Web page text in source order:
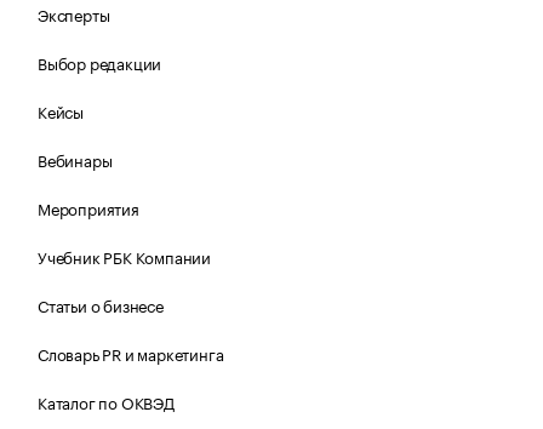
Эксперты
Выбор редакции
Кейсы
Вебинары
Мероприятия
Учебник РБК Компании
Статьи о бизнесе
Словарь PR и маркетинга
Каталог по ОКВЭД